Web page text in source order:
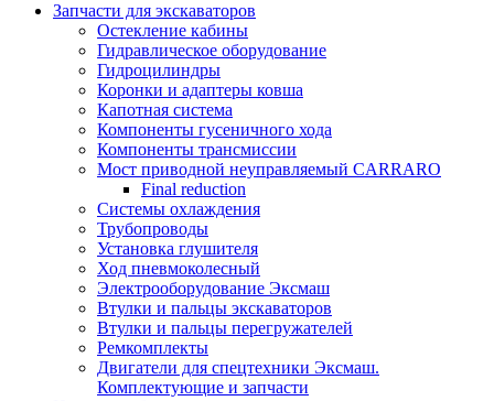
Запчасти для экскаваторов
Остекление кабины
Гидравлическое оборудование
Гидроцилиндры
Коронки и адаптеры ковша
Капотная система
Компоненты гусеничного хода
Компоненты трансмиссии
Мост приводной неуправляемый CARRARO
Final reduction
Системы охлаждения
Трубопроводы
Установка глушителя
Ход пневмоколесный
Электрооборудование Эксмаш
Втулки и пальцы экскаваторов
Втулки и пальцы перегружателей
Ремкомплекты
Двигатели для спецтехники Эксмаш.
Комплектующие и запчасти